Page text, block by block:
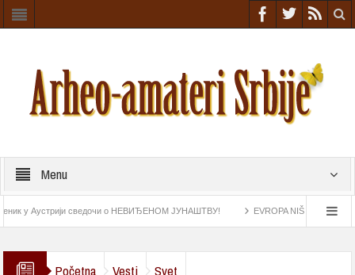
Menu
Аустрији сведочи о НЕВИЂЕНОМ ЈУНАШТВУ! EVROPA NIŠTA SLIČNO
Početna Vesti Svet